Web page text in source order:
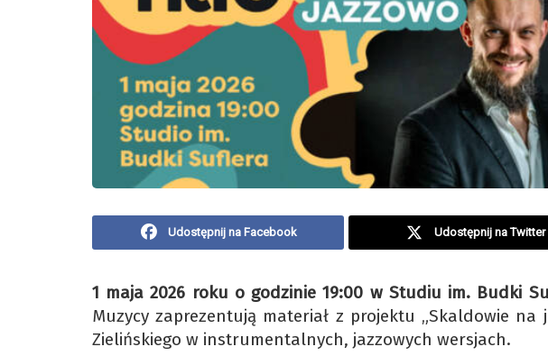
Udostępnij na Facebook Udostępnij na Twitter
1 maja 2026 roku o godzinie 19:00 w Studiu im. Budki
Muzycy zaprezentują materiał z projektu „Skaldowie na
Zielińskiego w instrumentalnych, jazzowych wersjach.